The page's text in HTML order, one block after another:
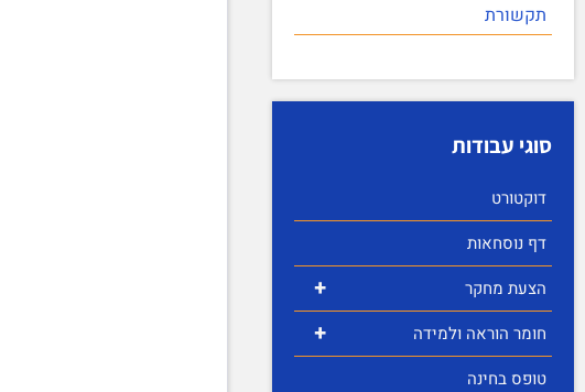
תקשורת
סוגי עבודות
דוקטורט
דף נוסחאות
+ הצעת מחקר
+
חומר הוראה ולמידה
טופס בחינה